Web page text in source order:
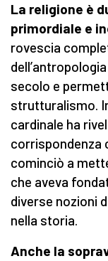
La religione è
primordiale e
rovescia
secolo e
strutturalismo.
cardinale ha
corrispondenza
cominciò a
che aveva
diverse nozioni
nella storia.
Anche la